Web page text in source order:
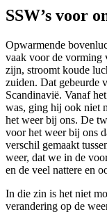
SSW’s voor
Opwarmende
vaak voor de vorming
zijn, stroomt koude
zuiden. Dat gebeurde
Scandinavië. Vanaf
was, ging hij ook niet
het weer bij ons. De
voor het weer bij ons
verschil gemaakt
weer, dat we in de
en de veel nattere en
In die zin is het niet
verandering op de